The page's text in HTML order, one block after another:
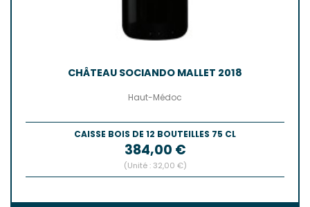
CHÂTEAU SOCIANDO MALLET 2018
Haut-Médoc
CAISSE BOIS DE 12 BOUTEILLES 75 CL
Prix
384,00 €
(Unité : 32,00 €)